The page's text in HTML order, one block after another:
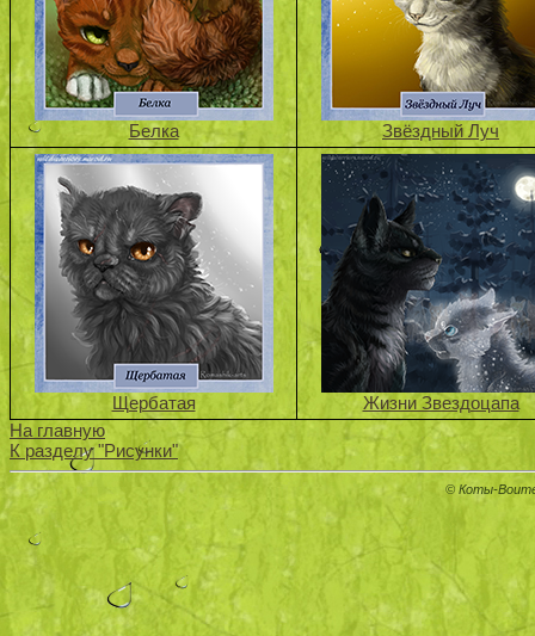
Белка Звёздный Луч
Щербатая
Жизни Звездоцапа
На главную
К разделу "Рисунки"
© Коты-